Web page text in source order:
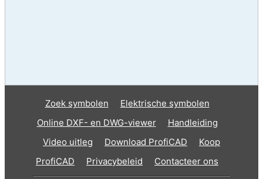
Zoek symbolen
Elektrische symbolen
Online DXF- en DWG-viewer
Handleiding
Video uitleg
Download ProfiCAD
Koop
ProfiCAD
Privacybeleid Contacteer ons